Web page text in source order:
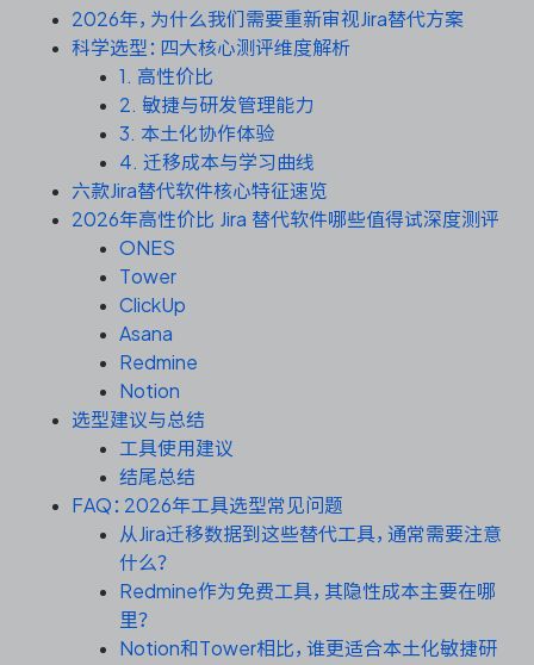
测试管理
研发效能管理
资源和工时管理
服务台和工单管理
IPD 研发管理
ASPICE 研发管理
2026年，为什么我们需要重新审视Jira替代方案
科学选型：四大核心测评维度解析
1. 高性价比
2. 敏捷与研发管理能力
3. 本土化协作体验
4. 迁移成本与学习曲线
六款Jira替代软件核心特征速览
2026年高性价比 Jira 替代软件哪些值得试深度测评
ONES
Tower
ClickUp
Asana
Redmine
Notion
选型建议与总结
工具使用建议
结尾总结
FAQ：2026年工具选型常见问题
从Jira迁移数据到这些替代工具，通常需要注意
什么？
Redmine作为免费工具，其隐性成本主要在哪
里？
Notion和Tower相比，谁更适合本土化敏捷研